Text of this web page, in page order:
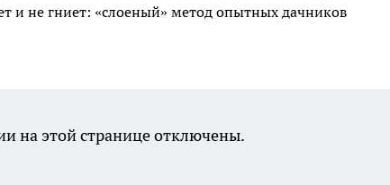
и не гниет: «слоеный» метод опытных дачников
на этой странице отключены.